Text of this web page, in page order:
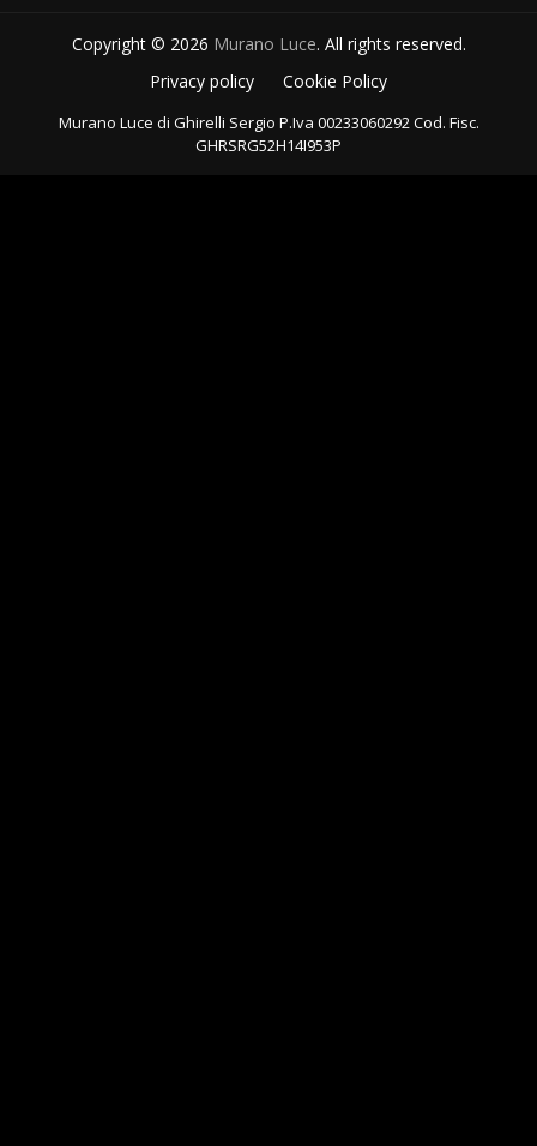
Copyright © 2026 Murano Luce. All rights reserved.
Privacy policy
Cookie Policy
Murano Luce di Ghirelli Sergio P.Iva 00233060292 Cod. Fisc.
GHRSRG52H14I953P